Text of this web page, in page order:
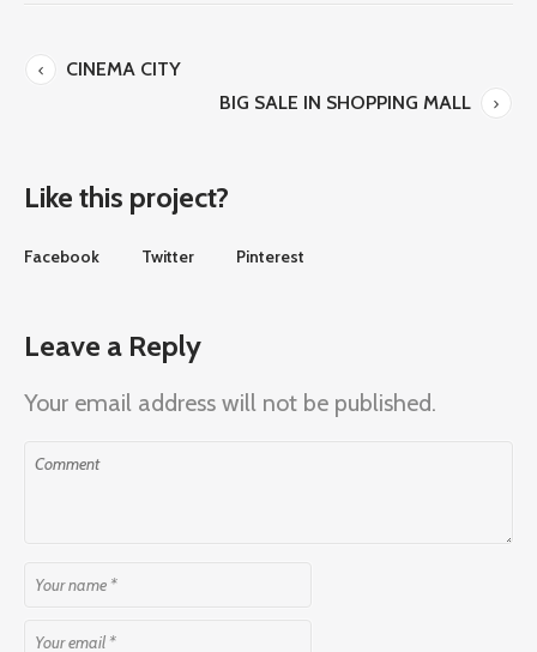
CINEMA CITY
BIG SALE IN SHOPPING MALL
Like this project?
Facebook Twitter Pinterest
Leave a Reply
Your email address will not be published.